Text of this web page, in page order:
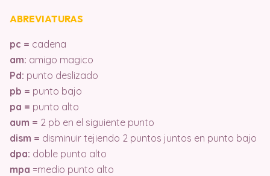
ABREVIATURAS
pc = cadena
am: amigo magico
Pd: punto deslizado
pb = punto bajo
pa = punto alto
aum = 2 pb en el siguiente punto
dism = disminuir tejiendo 2 puntos juntos en punto bajo
dpa: doble punto alto
mpa =medio punto alto